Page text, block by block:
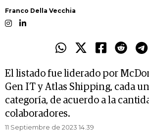
Franco Della Vecchia
El listado fue liderado por
Gen IT y Atlas Shipping, cada
categoría, de acuerdo a la
colaboradores.
11 Septiembre de 2023 14.39